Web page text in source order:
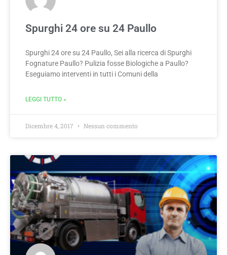
Spurghi 24 ore su 24 Paullo
Spurghi 24 ore su 24 Paullo, Sei alla ricerca di Spurghi
Fognature Paullo? Pulizia fosse Biologiche a Paullo?
Eseguiamo interventi in tutti i Comuni della
LEGGI TUTTO »
Dicembre 4, 2017 Nessun commento